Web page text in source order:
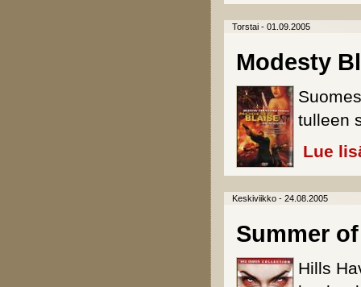
Torstai - 01.09.2005
Modesty
tulleen
Lue
Keskiviikko - 24.08.2005
Summer
Hills